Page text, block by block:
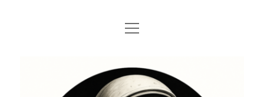
STARTSEITE
KI ARTWORK
Menü
öffnen
VIDEONAUTS